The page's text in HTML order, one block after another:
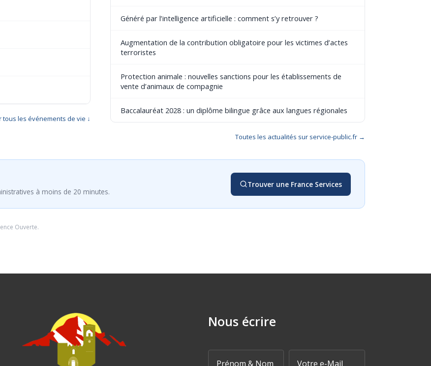
tous les événements de vie ↓
Généré par l’intelligence artificielle : comment s’y retrouver ?
Augmentation de la contribution obligatoire pour les victimes d’actes
terroristes
Protection animale : nouvelles sanctions pour les établissements de
vente d’animaux de compagnie
Baccalauréat 2028 : un diplôme bilingue grâce aux langues régionales
Toutes les actualités sur service-public.fr →
à moins de 20 minutes.
Trouver une France Services
Ouverte.
Nous écrire